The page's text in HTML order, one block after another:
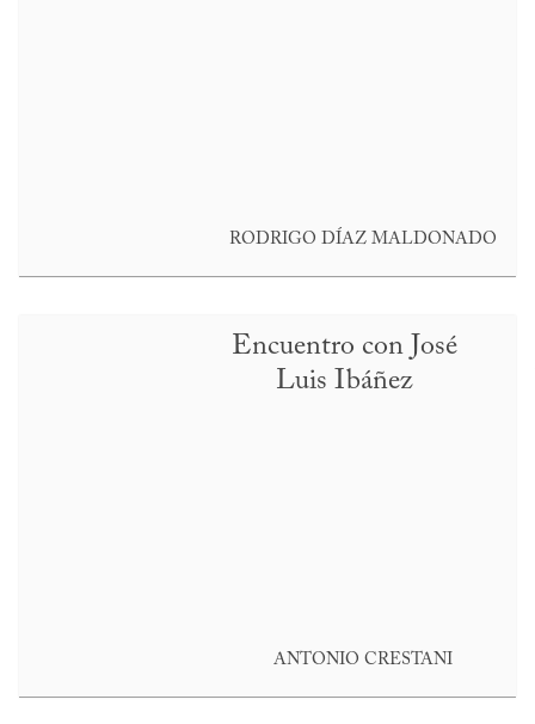
RODRIGO DÍAZ MALDONADO
Encuentro con José
Luis Ibáñez
ANTONIO CRESTANI